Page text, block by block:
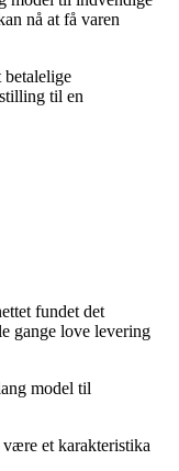
nå at få varen
betalelige
til en
fundet det
gange love levering
model til
et karakteristika